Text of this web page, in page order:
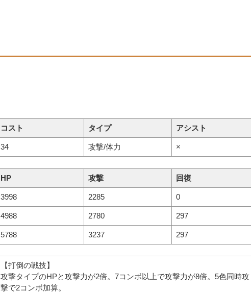
コスト タイプ アシスト
34 攻撃/体力 ×
HP 攻撃 回復
3998 2285 0
4988 2780 297
5788 3237 297
【打倒の戦技】
攻撃タイプのHPと攻撃力が2倍。7コンボ以上で攻撃力が8倍。5色同時攻
撃で2コンボ加算。